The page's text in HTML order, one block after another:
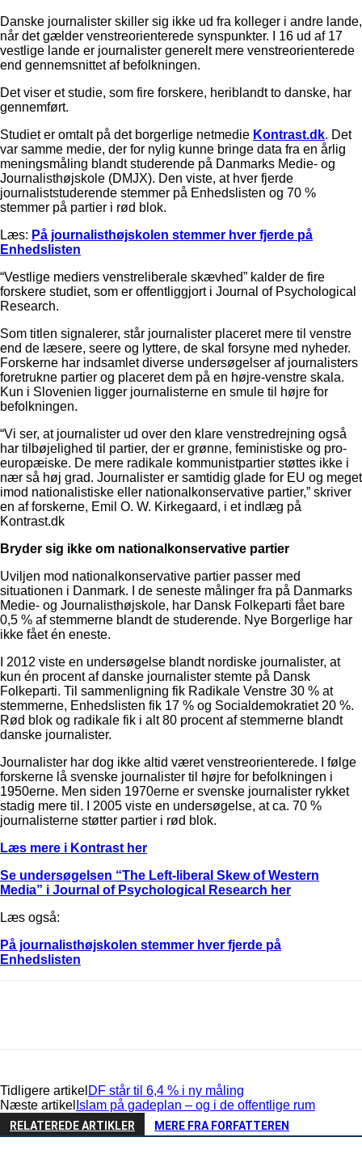
Danske journalister skiller sig ikke ud fra kolleger i andre lande,
når det gælder venstreorienterede synspunkter. I 16 ud af 17
vestlige lande er journalister generelt mere venstreorienterede
end gennemsnittet af befolkningen.
Det viser et studie, som fire forskere, heriblandt to danske, har
gennemført.
Studiet er omtalt på det borgerlige netmedie Kontrast.dk. Det
var samme medie, der for nylig kunne bringe data fra en årlig
meningsmåling blandt studerende på Danmarks Medie- og
Journalisthøjskole (DMJX). Den viste, at hver fjerde
journaliststuderende stemmer på Enhedslisten og 70 %
stemmer på partier i rød blok.
Læs: På journalisthøjskolen stemmer hver fjerde på
Enhedslisten
“Vestlige mediers venstreliberale skævhed” kalder de fire
forskere studiet, som er offentliggjort i Journal of Psychological
Research.
Som titlen signalerer, står journalister placeret mere til venstre
end de læsere, seere og lyttere, de skal forsyne med nyheder.
Forskerne har indsamlet diverse undersøgelser af journalisters
foretrukne partier og placeret dem på en højre-venstre skala.
Kun i Slovenien ligger journalisterne en smule til højre for
befolkningen.
“Vi ser, at journalister ud over den klare venstredrejning også
har tilbøjelighed til partier, der er grønne, feministiske og pro-
europæiske. De mere radikale kommunistpartier støttes ikke i
nær så høj grad. Journalister er samtidig glade for EU og meget
imod nationalistiske eller nationalkonservative partier,” skriver
en af forskerne, Emil O. W. Kirkegaard, i et indlæg på
Kontrast.dk
Bryder sig ikke om nationalkonservative partier
Uviljen mod nationalkonservative partier passer med
situationen i Danmark. I de seneste målinger fra på Danmarks
Medie- og Journalisthøjskole, har Dansk Folkeparti fået bare
0,5 % af stemmerne blandt de studerende. Nye Borgerlige har
ikke fået én eneste.
I 2012 viste en undersøgelse blandt nordiske journalister, at
kun én procent af danske journalister stemte på Dansk
Folkeparti. Til sammenligning fik Radikale Venstre 30 % at
stemmerne, Enhedslisten fik 17 % og Socialdemokratiet 20 %.
Rød blok og radikale fik i alt 80 procent af stemmerne blandt
danske journalister.
Journalister har dog ikke altid været venstreorienterede. I følge
forskerne lå svenske journalister til højre for befolkningen i
1950erne. Men siden 1970erne er svenske journalister rykket
stadig mere til. I 2005 viste en undersøgelse, at ca. 70 %
journalisterne støtter partier i rød blok.
Læs mere i Kontrast her
Se undersøgelsen “The Left-liberal Skew of Western
Media” i Journal of Psychological Research her
Læs også:
På journalisthøjskolen stemmer hver fjerde på
Enhedslisten
Tidligere artikel DF står til 6,4 % i ny måling
Næste artikel Islam på gadeplan – og i de offentlige rum
RELATEREDE ARTIKLER MERE FRA FORFATTEREN